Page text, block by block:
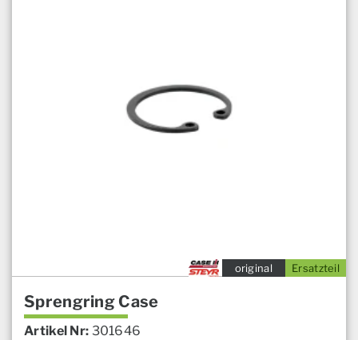
Ersatzteil
original
Sprengring Case
Artikel Nr: 301646